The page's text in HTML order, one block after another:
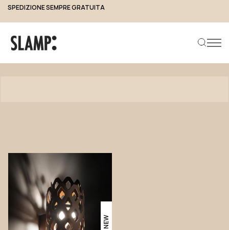
SPEDIZIONE SEMPRE GRATUITA
Prodotti
NEW